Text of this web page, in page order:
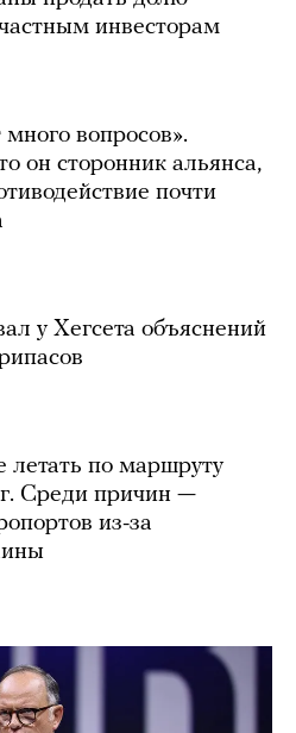
инвесторам
вопросов».
он сторонник альянса,
почти
у Хегсета объяснений
летать по маршруту
Среди причин —
из-за